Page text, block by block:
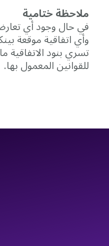
ملاحظةختامية
فيحالوجودأي
وأياتفاقيةموقعة
تسريبنودالاتفاقيةما
للقوانينالمعمولبها.